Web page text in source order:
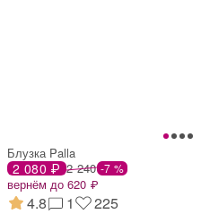
Блузка Palla
2 080 ₽ 2 240 -7 %
вернём до 620 ₽
4.8 1 225